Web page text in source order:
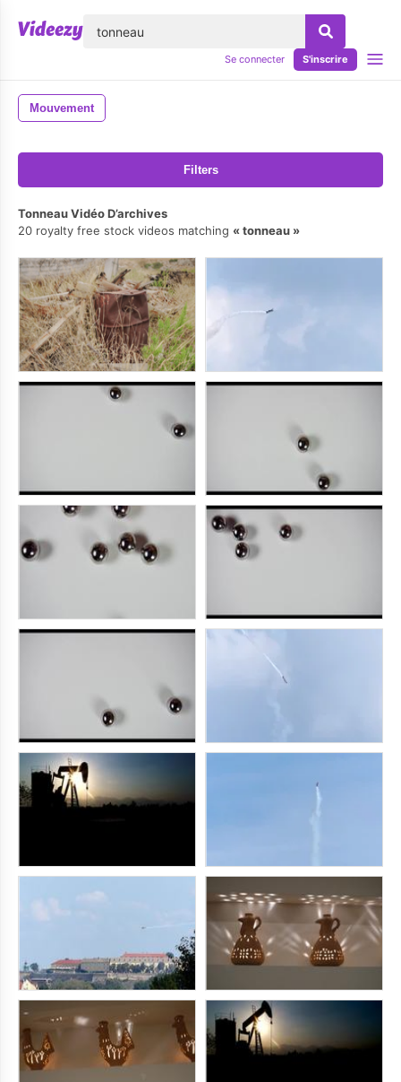
Se connecter S'inscrire
Mouvement
Filters
Tonneau Vidéo D’archives
20 royalty free stock videos matching
tonneau